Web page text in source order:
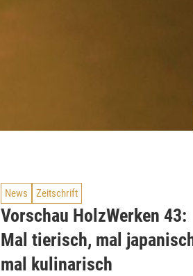
News Zeitschrift
Vorschau HolzWerken 43:
Mal tierisch, mal
mal kulinarisch